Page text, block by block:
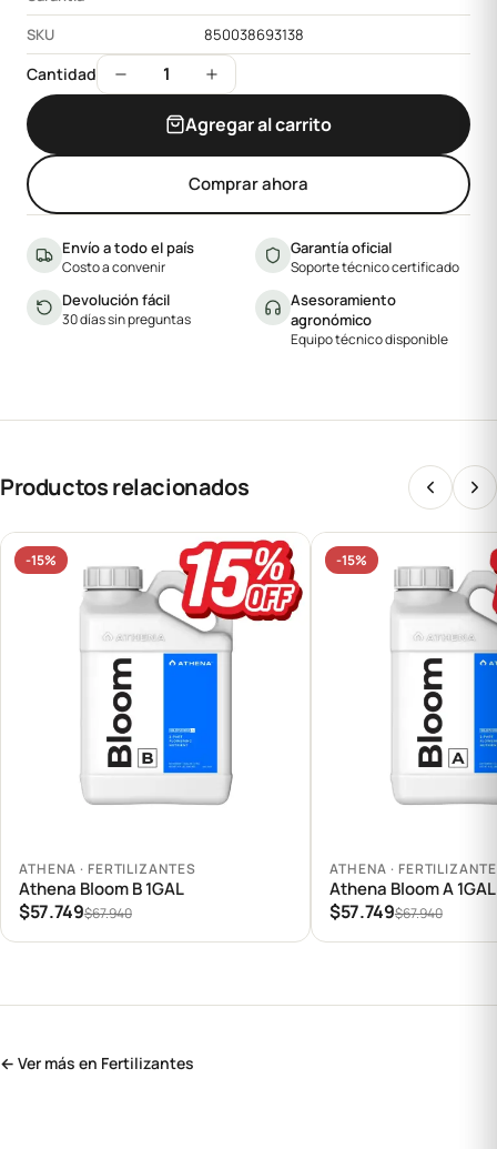
SKU
850038693138
Cantidad 1
Agregar al carrito
Comprar ahora
Envío a todo el país
Costo a convenir
Garantía oficial
Soporte técnico certificado
Devolución fácil
30 días sin preguntas
Asesoramiento
agronómico
Equipo técnico disponible
Productos relacionados
-15%
Agregar al carrito
ATHENA · FERTILIZANTES
Athena Bloom B 1GAL
$57.749$67.940
-15%
Agregar al carrito
ATHENA ·
Athena Bloom A 1GAL
$57.749$67.940
← Ver más en Fertilizantes